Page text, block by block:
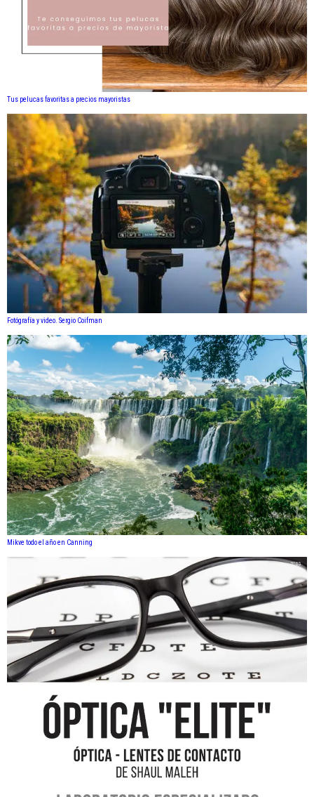
Tus pelucas favoritas a precios mayoristas
Fotógrafía y video. Sergio Coifman
Mikve todo el año en Canning